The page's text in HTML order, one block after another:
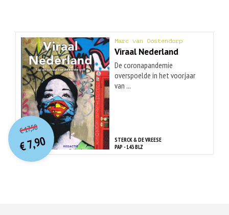
Marc van Oostendorp
Viraal Nederland
De coronapandemie
overspoelde in het voorjaar
van ...
STERCK & DE VREESE
PAP - 143 BLZ
€17,50O
orspr
onkelijke
prijs
was:
€ 17,50.
€7,90
Huidige
prijs
is:
€ 7,90.